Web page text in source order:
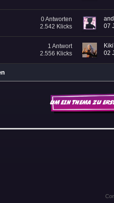
0 Antworten
2.542 Klicks
07
1 Antwort
2.556 Klicks
02
Um ein Thema zu